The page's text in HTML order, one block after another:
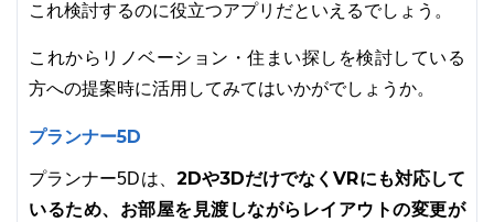
これ検討するのに役立つアプリだといえるでしょう。
これからリノベーション・住まい探しを検討している
方への提案時に活用してみてはいかがでしょうか。
プランナー5D
プランナー5Dは、 2Dや3DだけでなくVRにも対応して
いるため、お部屋を見渡しながらレイアウトの変更が